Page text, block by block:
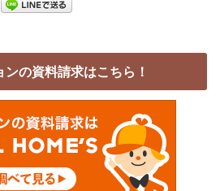
ンの資料請求はこちら！